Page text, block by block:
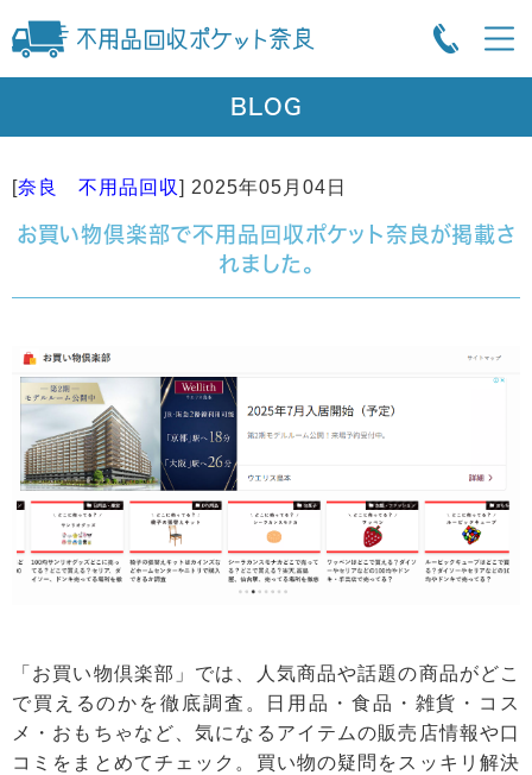
BLOG
[奈良 不用品回収] 2025年05月04日
お買い物倶楽部で不用品回収ポケット奈良が掲載さ
れました。
「お買い物倶楽部」では、人気商品や話題の商品がどこ
で買えるのかを徹底調査。日用品・食品・雑貨・コス
メ・おもちゃなど、気になるアイテムの販売店情報や口
コミをまとめてチェック。買い物の疑問をスッキリ解決